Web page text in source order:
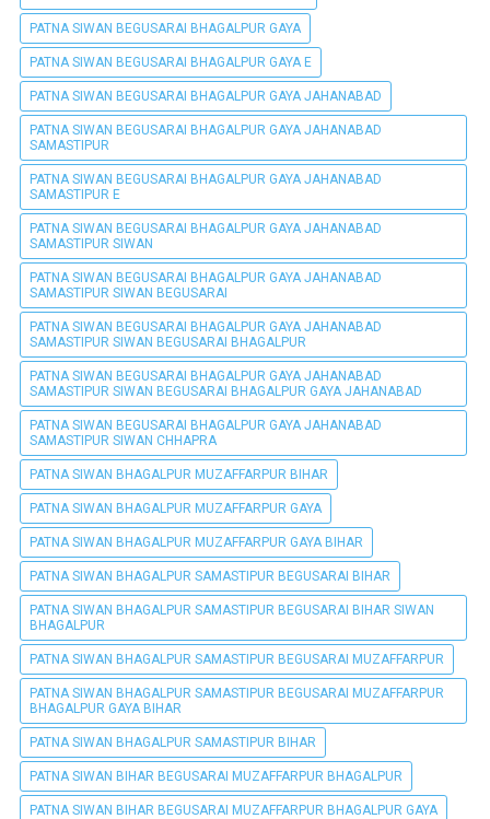
PATNA SIWAN BEGUSARAI BHAGALPUR GAYA
PATNA SIWAN BEGUSARAI BHAGALPUR GAYA E
PATNA SIWAN BEGUSARAI BHAGALPUR GAYA JAHANABAD
PATNA SIWAN BEGUSARAI BHAGALPUR GAYA JAHANABAD
SAMASTIPUR
PATNA SIWAN BEGUSARAI BHAGALPUR GAYA JAHANABAD
SAMASTIPUR E
PATNA SIWAN BEGUSARAI BHAGALPUR GAYA JAHANABAD
SAMASTIPUR SIWAN
PATNA SIWAN BEGUSARAI BHAGALPUR GAYA JAHANABAD
SAMASTIPUR SIWAN BEGUSARAI
PATNA SIWAN BEGUSARAI BHAGALPUR GAYA JAHANABAD
SAMASTIPUR SIWAN BEGUSARAI BHAGALPUR
PATNA SIWAN BEGUSARAI BHAGALPUR GAYA JAHANABAD
SAMASTIPUR SIWAN BEGUSARAI BHAGALPUR GAYA JAHANABAD
PATNA SIWAN BEGUSARAI BHAGALPUR GAYA JAHANABAD
SAMASTIPUR SIWAN CHHAPRA
PATNA SIWAN BHAGALPUR MUZAFFARPUR BIHAR
PATNA SIWAN BHAGALPUR MUZAFFARPUR GAYA
PATNA SIWAN BHAGALPUR MUZAFFARPUR GAYA BIHAR
PATNA SIWAN BHAGALPUR SAMASTIPUR BEGUSARAI BIHAR
PATNA SIWAN BHAGALPUR SAMASTIPUR BEGUSARAI BIHAR SIWAN
BHAGALPUR
PATNA SIWAN BHAGALPUR SAMASTIPUR BEGUSARAI MUZAFFARPUR
PATNA SIWAN BHAGALPUR SAMASTIPUR BEGUSARAI MUZAFFARPUR
BHAGALPUR GAYA BIHAR
PATNA SIWAN BHAGALPUR SAMASTIPUR BIHAR
PATNA SIWAN BIHAR BEGUSARAI MUZAFFARPUR BHAGALPUR
PATNA SIWAN BIHAR BEGUSARAI MUZAFFARPUR BHAGALPUR GAYA